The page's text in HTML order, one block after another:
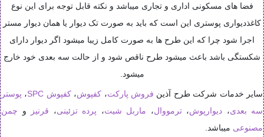
فضا های مسکونی اداری و تجاری میباشد و نکته قابل توجه برای این نوع
کاغذدیواری پوستری این است که باید به صورت تک دیوار یا همان دیوار مستر
اجرا شود چرا که این طرح ها به صورت کامل زیبا میشود اگر دیوار دارای
شکستگی باشد باعث میشود طرح ناقص شود و از حالت سه بعدی خود خارج
میشود.
سایر خدمات شرکت طرح آذین فروش پارکت، کفپوش،کفپوش SPC ، پوستر
سه بعدی، دیوارپوش،ترمووال، ماربل شیت، پرده تزئینی، قرنیز و چمن
مصنوعی میباشد.